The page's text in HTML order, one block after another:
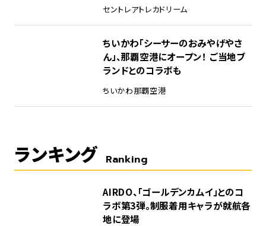
セントレアトレカドリーム
ちいかわ「シーサーのおみやげやさ
ん」、那覇空港にオープン！ ご当地ブ
ランドとのコラボも
ちいかわ那覇空港
ランキング Ranking
AIRDO、「ゴールデンカムイ」とのコ
ラボ第3弾。制服着用キャラが就航各
地に登場